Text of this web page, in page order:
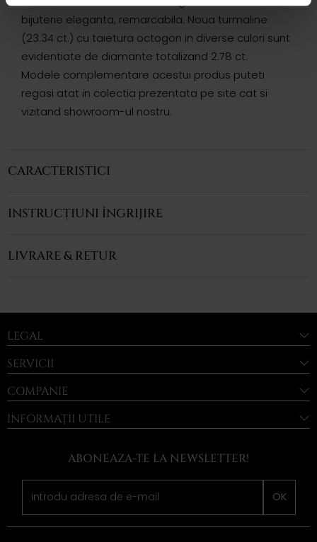
bijuterie eleganta, remarcabila. Noua turmaline
(23.34 ct.) cu taietura octogon in diverse culori sunt
evidentiate de diamante totalizand 2.78 ct.
Modele complementare acestui produs puteti
regasi atat in colectia prezentata pe site cat si
vizitand showroom-ul nostru.
CARACTERISTICI
INSTRUCȚIUNI ÎNGRIJIRE
LIVRARE & RETUR
LEGAL
SERVICII
COMPANIE
INFORMAȚII UTILE
ABONEAZA-TE LA NEWSLETTER!
OK